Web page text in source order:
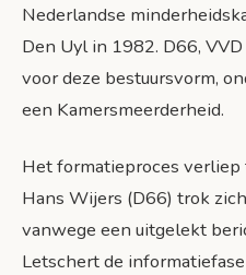
Nederlandse
Den Uyl in 1982. D66,
voor deze bestuursvorm,
een Kamersmeerderheid.
Het formatieproces
Hans Wijers (D66) trok
vanwege een uitgelekt
Letschert de